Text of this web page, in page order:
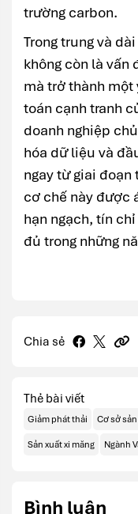
trường carbon.
Trong trung và
không còn là vấn
mà trở thành một
toán cạnh tranh
doanh nghiệp
hóa dữ liệu và
ngay từ giai
cơ chế này được
hạn ngạch, tín
đủ trong những
Chia sẻ
Thẻ bài viết
Giảm phát thải Cơ sở
Sản xuất xi măng Ngành
Bình luận